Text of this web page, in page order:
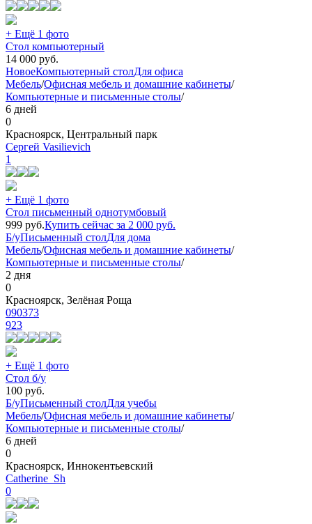
+ Ещё 1 фото
Стол компьютерный
14 000 руб.
НовоеКомпьютерный столДля офиса
Мебель/Офисная мебель и домашние кабинеты/
Компьютерные и письменные столы/
6 дней
0
Красноярск, Центральный парк
Сергей Vasilievich
1
+ Ещё 1 фото
Стол письменный однотумбовый
999 руб.Купить сейчас за 2 000 руб.
Б/уПисьменный столДля дома
Мебель/Офисная мебель и домашние кабинеты/
Компьютерные и письменные столы/
2 дня
0
Красноярск, Зелёная Роща
090373
923
+ Ещё 1 фото
Стол б/у
100 руб.
Б/уПисьменный столДля учебы
Мебель/Офисная мебель и домашние кабинеты/
Компьютерные и письменные столы/
6 дней
0
Красноярск, Иннокентьевский
Catherine_Sh
0